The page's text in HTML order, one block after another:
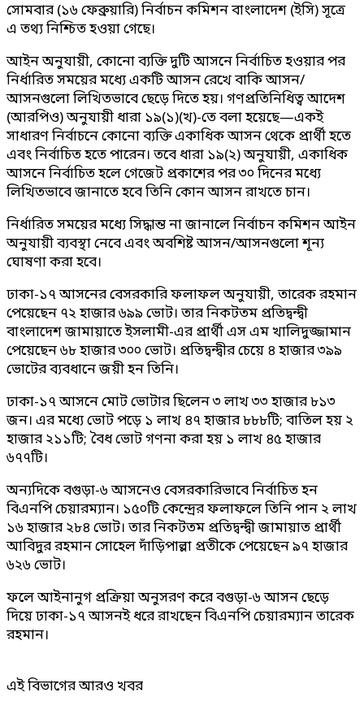
সোমবার (১৬ ফেব্রুয়ারি) নির্বাচন কমিশন বাংলাদেশ (ইসি) সূত্রে
এ তথ্য নিশ্চিত হওয়া গেছে।
আইন অনুযায়ী, কোনো ব্যক্তি দুটি আসনে নির্বাচিত হওয়ার পর
নির্ধারিত সময়ের মধ্যে একটি আসন রেখে বাকি আসন/
আসনগুলো লিখিতভাবে ছেড়ে দিতে হয়। গণপ্রতিনিধিত্ব আদেশ
(আরপিও) অনুযায়ী ধারা ১৯(১)(খ)-তে বলা হয়েছে—একই
সাধারণ নির্বাচনে কোনো ব্যক্তি একাধিক আসন থেকে প্রার্থী হতে
এবং নির্বাচিত হতে পারেন। তবে ধারা ১৯(২) অনুযায়ী, একাধিক
আসনে নির্বাচিত হলে গেজেট প্রকাশের পর ৩০ দিনের মধ্যে
লিখিতভাবে জানাতে হবে তিনি কোন আসন রাখতে চান।
নির্ধারিত সময়ের মধ্যে সিদ্ধান্ত না জানালে নির্বাচন কমিশন আইন
অনুযায়ী ব্যবস্থা নেবে এবং অবশিষ্ট আসন/আসনগুলো শূন্য
ঘোষণা করা হবে।
ঢাকা-১৭ আসনের বেসরকারি ফলাফল অনুযায়ী, তারেক রহমান
পেয়েছেন ৭২ হাজার ৬৯৯ ভোট। তার নিকটতম প্রতিদ্বন্দ্বী
বাংলাদেশ জামায়াতে ইসলামী-এর প্রার্থী এস এম খালিদুজ্জামান
পেয়েছেন ৬৮ হাজার ৩০০ ভোট। প্রতিদ্বন্দ্বীর চেয়ে ৪ হাজার ৩৯৯
ভোটের ব্যবধানে জয়ী হন তিনি।
ঢাকা-১৭ আসনে মোট ভোটার ছিলেন ৩ লাখ ৩৩ হাজার ৮১৩
জন। এর মধ্যে ভোট পড়ে ১ লাখ ৪৭ হাজার ৮৮৮টি; বাতিল হয় ২
হাজার ২১১টি; বৈধ ভোট গণনা করা হয় ১ লাখ ৪৫ হাজার
৬৭৭টি।
অন্যদিকে বগুড়া-৬ আসনেও বেসরকারিভাবে নির্বাচিত হন
বিএনপি চেয়ারম্যান। ১৫০টি কেন্দ্রের ফলাফলে তিনি পান ২ লাখ
১৬ হাজার ২৮৪ ভোট। তার নিকটতম প্রতিদ্বন্দ্বী জামায়াত প্রার্থী
আবিদুর রহমান সোহেল দাঁড়িপাল্লা প্রতীকে পেয়েছেন ৯৭ হাজার
৬২৬ ভোট।
ফলে আইনানুগ প্রক্রিয়া অনুসরণ করে বগুড়া-৬ আসন ছেড়ে
দিয়ে ঢাকা-১৭ আসনই ধরে রাখছেন বিএনপি চেয়ারম্যান তারেক
রহমান।
এই বিভাগের আরও খবর